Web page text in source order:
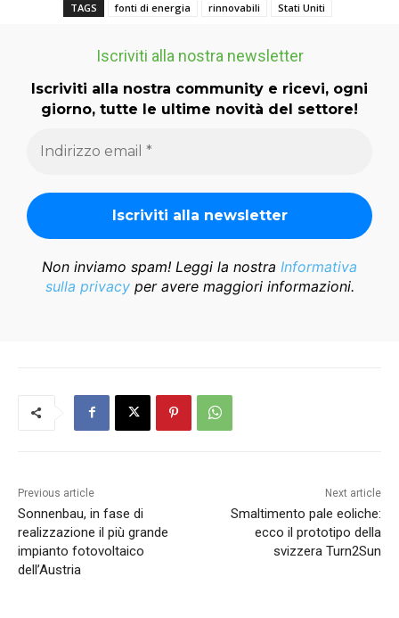
TAGS fonti di energia rinnovabili Stati Uniti
Iscriviti alla nostra newsletter
Iscriviti alla nostra community e ricevi, ogni
giorno, tutte le ultime novità del settore!
Non inviamo spam! Leggi la nostra Informativa
sulla privacyper avere maggiori informazioni.
Previous article
Sonnenbau, in fase di
realizzazione il più grande
impianto fotovoltaico
dell’Austria
Next article
Smaltimento pale eoliche:
ecco il prototipo della
svizzera Turn2Sun